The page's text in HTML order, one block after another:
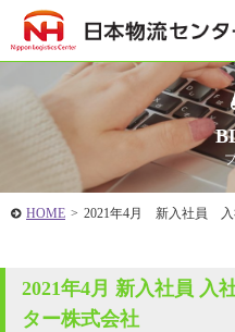
HOME > 2021年4月 新入社員 入
2021年4月 新入社員 入
ター株式会社